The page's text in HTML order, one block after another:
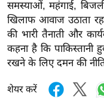
ज
न
ज
ग
बॉ
समस्याओं, महंगाई,
खिलाफ आवाज उठाता
की भारी तैनाती और
कहना है कि
रखने के लिए दमन की
शेयर करें